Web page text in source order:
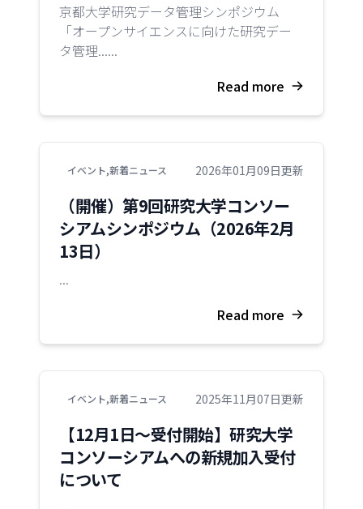
京都大学研究データ管理シンポジウム
「オープンサイエンスに向けた研究デー
タ管理......
Read more
イベント,新着ニュース 2026年01月09日更新
（開催）第9回研究大学コンソー
シアムシンポジウム（2026年2月
13日）
...
Read more
イベント,新着ニュース 2025年11月07日更新
【12月1日～受付開始】研究大学
コンソーシアムへの新規加入受付
について